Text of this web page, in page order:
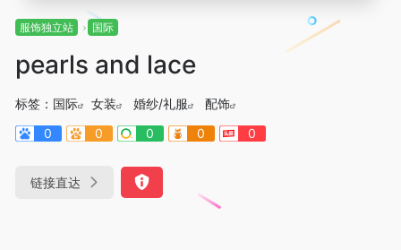
服饰独立站 国际
pearls and lace
标签： 国际 女装 婚纱/礼服
配饰
0
0 0 0 0
链接直达